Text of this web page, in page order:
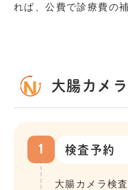
れば、公費で診療費の
大腸カメ
1 検査予約
大腸カメラ検